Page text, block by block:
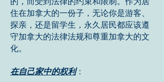
住在加拿大的一份子，无论你是游客、
探亲，还是留学生，永久居民都应该遵
守加拿大的法律法规和尊重加拿大的文
化。
在自己家中的权利：